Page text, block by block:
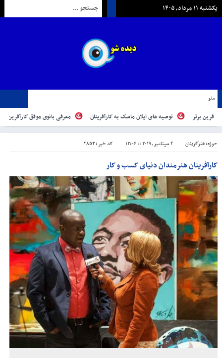
یکشنبه ۱۱ مرداد, ۱۴۰۵
منو
توصیه های ایلان ماسک به کارآفرینان معرفی بانوی موفق کارآفرین | شکوه سادات
حوزه:هنرآفرینان ۴ سپتامبر, ۲۰۱۹ :: ۱۲:۰۶ کد خبر : ۲۸۵۳
کارآفرینان هنرمندان دنیای کسب و کار